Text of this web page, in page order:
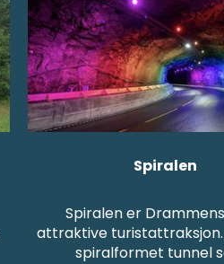
Spiralen
Spiralen er
attraktive
spiralformet tunnel